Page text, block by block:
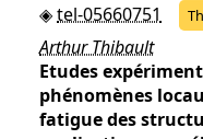
tel-05660751
Arthur Thibault
Etudes
phénomènes
fatigue des